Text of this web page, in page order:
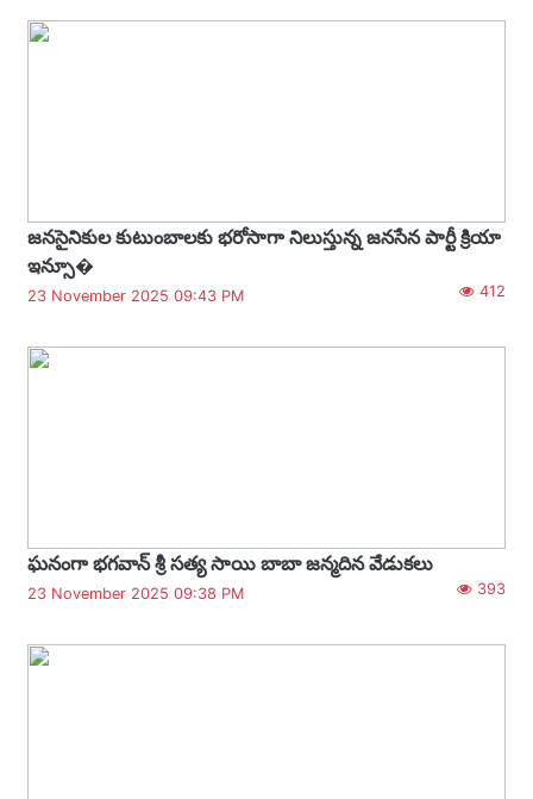
జనసైనికుల కుటుంబాలకు భరోసాగా నిలుస్తున్న జనసేన పార్టీ క్రియా
ఇన్సూ�
23 November 2025 09:43 PM 412
ఘనంగా భగవాన్ శ్రీ సత్య సాయి బాబా జన్మదిన వేడుకలు
23 November 2025 09:38 PM 393